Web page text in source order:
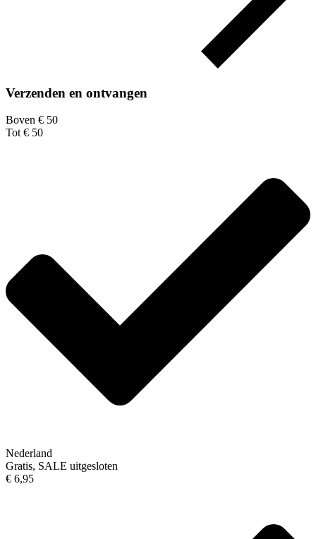
Verzenden en ontvangen
Boven € 50
Tot € 50
Nederland
Gratis, SALE uitgesloten
€ 6,95